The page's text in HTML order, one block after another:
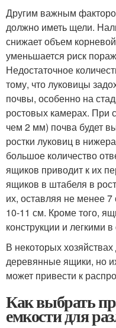
Другим важным
должно иметь щели.
снижает объем
уменьшается риск
Недостаточное
тому, что луковицы
почвы, особенно на
ростовых камерах.
чем 2 мм) почва будет
ростки луковиц в
большое количество
ящиков приводит к их
ящиков в штабеля в
их, оставляя не менее
10-11 см. Кроме того,
конструкции и легкими
В некоторых
деревянные ящики, но
может привести к
Как выбрать
емкости для